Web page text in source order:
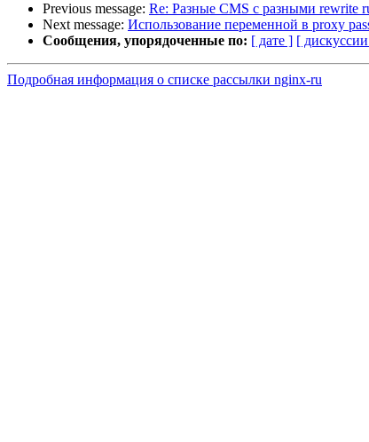
Previous message: Re: Разные CMS с разными rewrite
Next message: Использование переменной в proxy
Сообщения, упорядоченные по: [ дате ] [
Подробная информация о списке рассылки nginx-ru